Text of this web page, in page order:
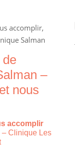
de
–
nous
accomplir
– Clinique Les